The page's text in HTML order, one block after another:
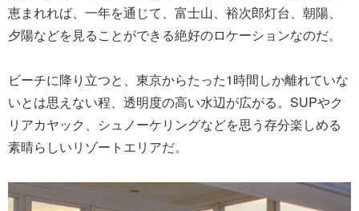
恵まれれば、一年を通じて、富士山、裕次郎灯台、朝陽、
夕陽などを見ることができる絶好のロケーションなのだ。
ビーチに降り立つと、東京からたった1時間しか離れていな
いとは思えない程、透明度の高い水辺が広がる。SUPやク
リアカヤック、シュノーケリングなどを思う存分楽しめる
素晴らしいリゾートエリアだ。